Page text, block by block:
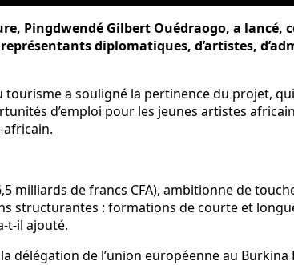
Pingdwendé Gilbert Ouédraogo, a
diplomatiques, d’artistes,
a souligné la pertinence du projet,
d’emploi pour les jeunes artistes
milliards de francs CFA), ambitionne de
structurantes : formations de courte et
t-il ajouté.
délégation de l’union européenne au